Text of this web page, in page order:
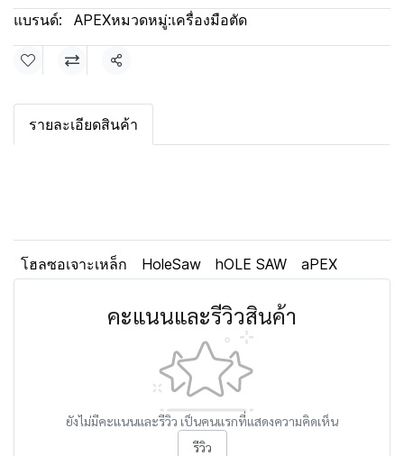
แบรนด์: APEXหมวดหมู่:เครื่องมือตัด
แชร์
รายละเอียดสินค้า
โฮลซอเจาะเหล็ก HoleSaw hOLE SAW aPEX
คะแนนและรีวิวสินค้า
ยังไม่มีคะแนนและรีวิว เป็นคนแรกที่แสดงความคิดเห็น
รีวิว